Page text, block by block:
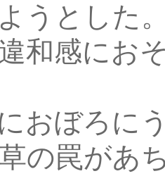
うとした
和感にお
おぼろに
の罠があ